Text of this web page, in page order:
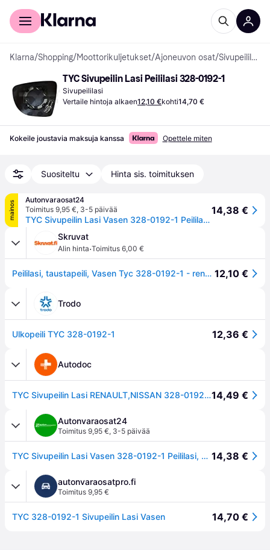
Kuluttajille
Klarna/Shopping/Moottorikuljetukset/Ajoneuvon osat/ Sivupeililasit
TYC Sivupeilin Lasi Peililasi 328-0192-1
Sivupeililasi
Vertaile hintoja alkaen12,10 €kohti14,70 €
Kokeile joustavia maksuja kanssa Opettele miten
Suositeltu Hinta sis. toimituksen
mainos
Autonvaraosat24
Toimitus 9,95 €, 3-5 päivää
TYC Sivupeilin Lasi Vasen 328-0192-1 Peililasi, Ulkopeili RENAULT,Clio IV Schrägheck (BH_),Captur (J5_, H5_),Clio IV Grandtour (KH_),CLIO IV Kasten
14,38 €
Skruvat
Alin hinta·Toimitus 6,00 €
Peililasi, taustapeili, Vasen Tyc 328-0192-1 - renault captur i, clio iv, clio grandtour iv, clio skåp/halvkombi iv - OE 963669996R 12,10 €
Trodo
Ulkopeili TYC 328-0192-1 12,36 €
Autodoc
TYC Sivupeilin Lasi RENAULT,NISSAN 328-0192-1 963669996R Peililasi, Ulkopeili14,49 €
Autonvaraosat24
Toimitus 9,95 €, 3-5 päivää
TYC Sivupeilin Lasi Vasen 328-0192-1 Peililasi, Ulkopeili RENAULT,Clio IV Schrägheck (BH_),Captur (J5_, H5_),Clio IV Grandtour (KH_),CLIO IV Kasten 14,38 €
autonvaraosatpro.fi
Toimitus 9,95 €
TYC 328-0192-1 Sivupeilin Lasi Vasen 14,70 €